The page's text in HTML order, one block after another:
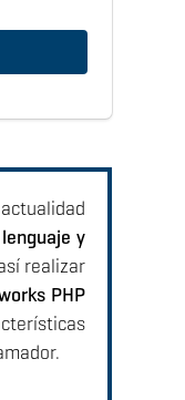
lenguaje y
realizar
PHP